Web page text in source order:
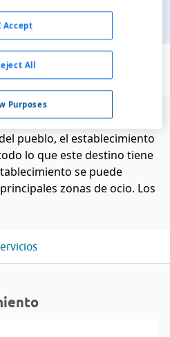
el mapa
en Génova. Enclavado
pueblo, el establecimiento
lo que este destino tiene
se puede
zonas de ocio. Los
Purposes
All
Accept